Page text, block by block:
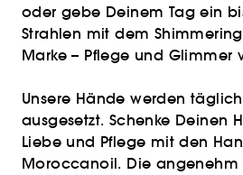
oder gebe Deinem Tag ein
Strahlen mit dem
Marke – Pflege und Glimmer
Unsere Hände werden
ausgesetzt. Schenke Deinen
Liebe und Pflege mit den
Moroccanoil. Die angenehm